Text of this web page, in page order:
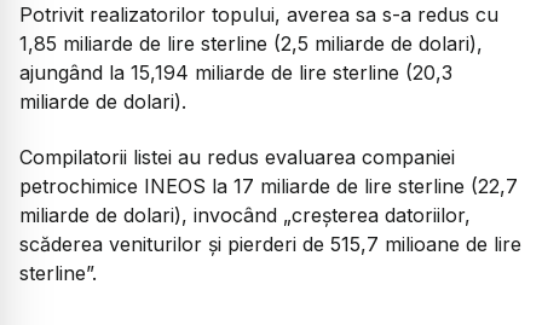
Potrivit realizatorilor topului, averea sa s-a redus cu
1,85 miliarde de lire sterline (2,5 miliarde de dolari),
ajungând la 15,194 miliarde de lire sterline (20,3
miliarde de dolari).
Compilatorii listei au redus evaluarea companiei
petrochimice INEOS la 17 miliarde de lire sterline (22,7
miliarde de dolari), invocând „creșterea datoriilor,
scăderea veniturilor și pierderi de 515,7 milioane de lire
sterline”.